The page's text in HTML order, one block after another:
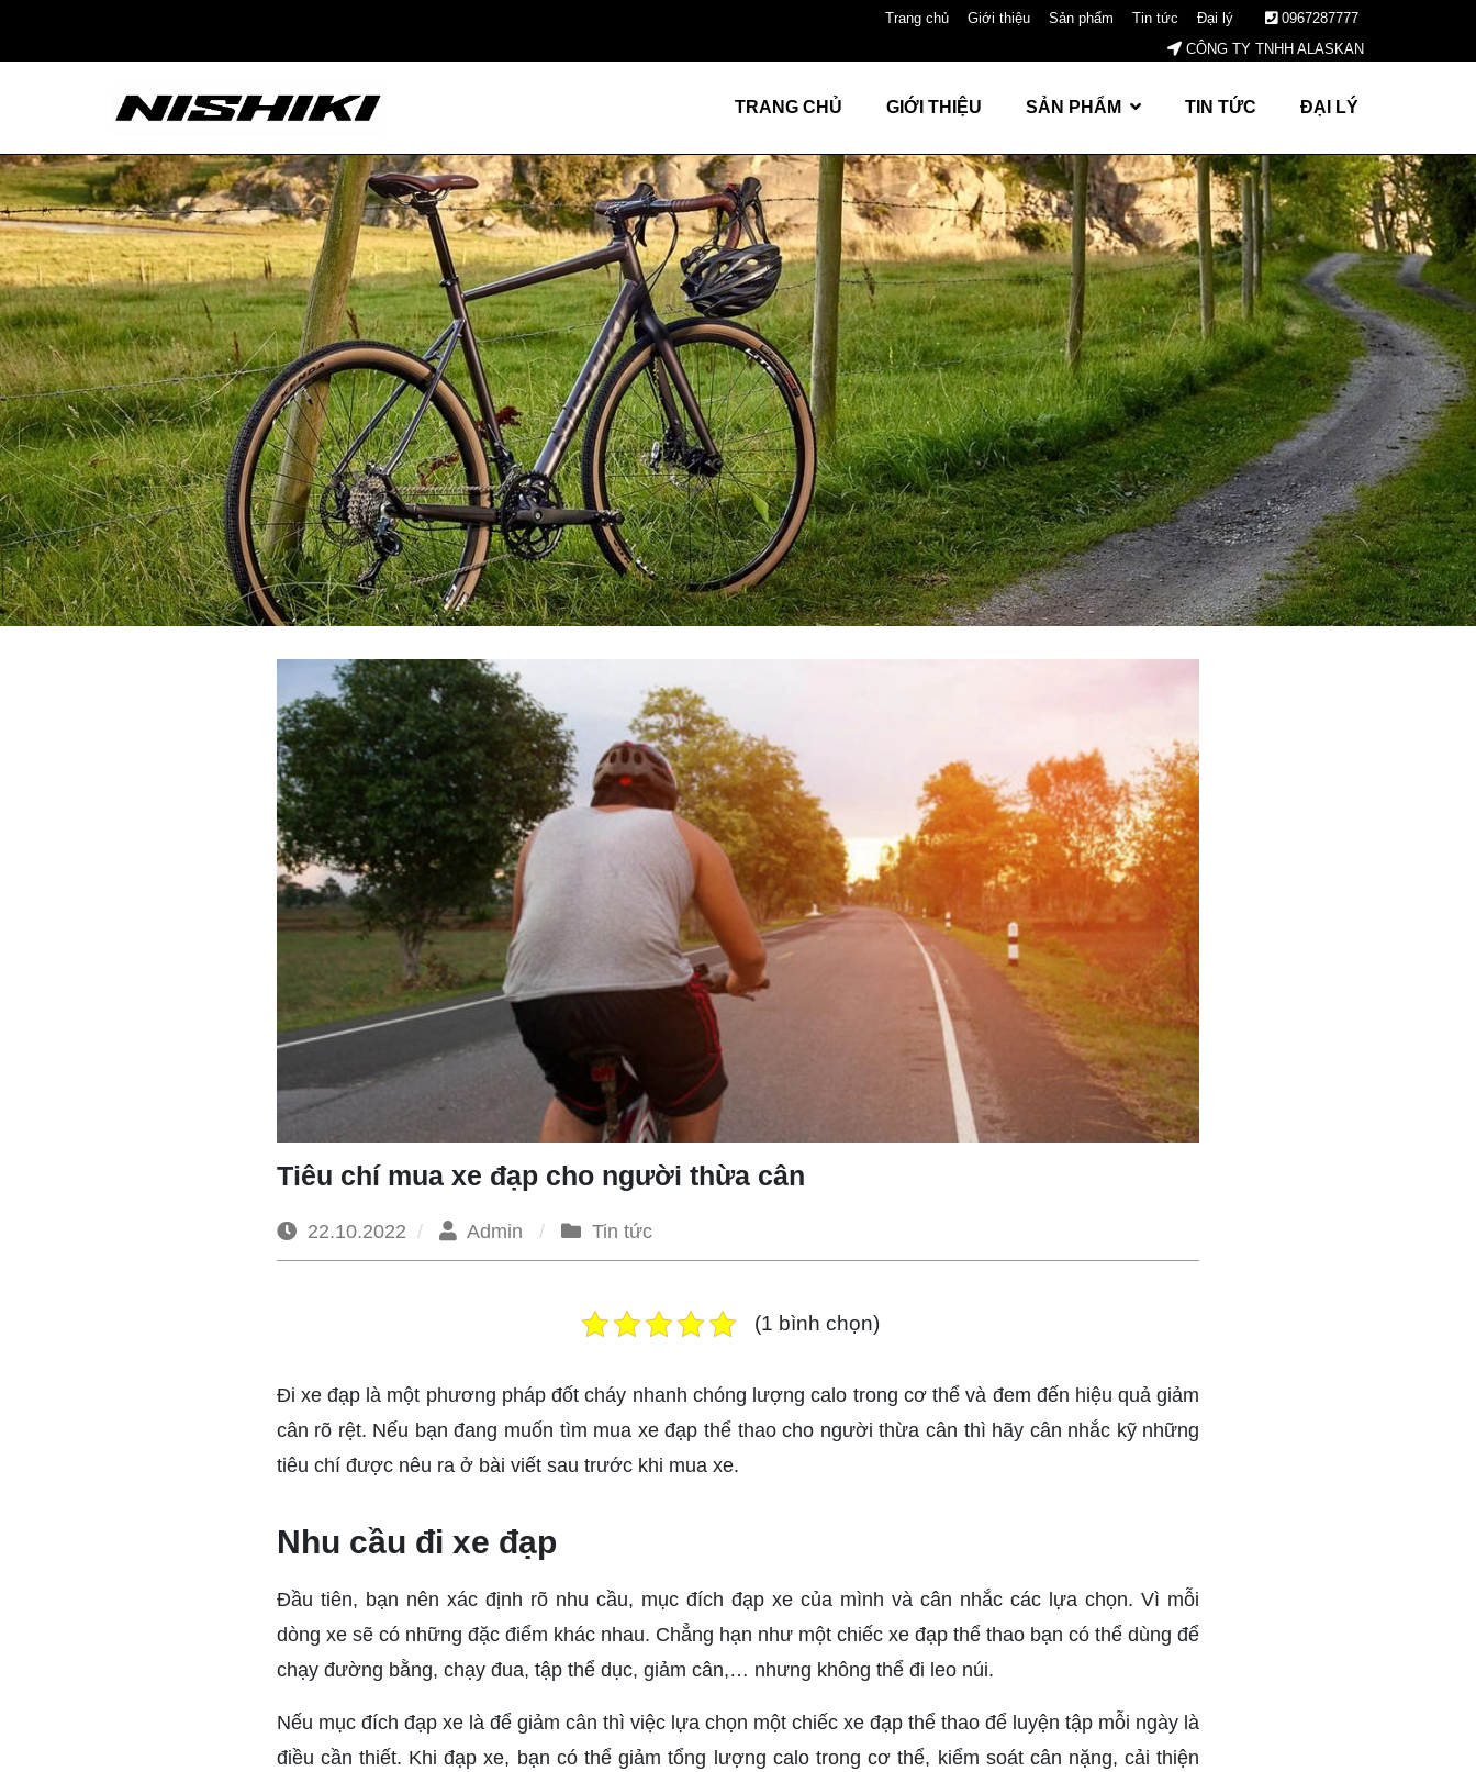
Trang chủ Giới thiệu Sản phẩm Tin tức Đại lý
0967287777
CÔNG TY TNHH ALASKAN
Nishiki – Xe Đạp
Nhật Bản – Since
1965
TRANG CHỦ GIỚI THIỆU SẢN PHẨM TIN TỨC ĐẠI LÝ
Tiêu chí mua xe đạp cho người thừa cân
22.10.2022 Admin Tin tức
(1 bình chọn)
Đi xe đạp là một phương pháp đốt cháy nhanh chóng lượng calo trong cơ thể và đem đến hiệu quả giảm
cân rõ rệt. Nếu bạn đang muốn tìm mua xe đạp thể thao cho người thừa cân thì hãy cân nhắc kỹ những
tiêu chí được nêu ra ở bài viết sau trước khi mua xe.
Nhu cầu đi xe đạp
Đầu tiên, bạn nên xác định rõ nhu cầu, mục đích đạp xe của mình và cân nhắc các lựa chọn. Vì mỗi
dòng xe sẽ có những đặc điểm khác nhau. Chẳng hạn như một chiếc xe đạp thể thao bạn có thể dùng để
chạy đường bằng, chạy đua, tập thể dục, giảm cân,… nhưng không thể đi leo núi.
Nếu mục đích đạp xe là để giảm cân thì việc lựa chọn một chiếc xe đạp thể thao để luyện tập mỗi ngày là
điều cần thiết. Khi đạp xe, bạn có thể giảm tổng lượng calo trong cơ thể, kiểm soát cân nặng, cải thiện